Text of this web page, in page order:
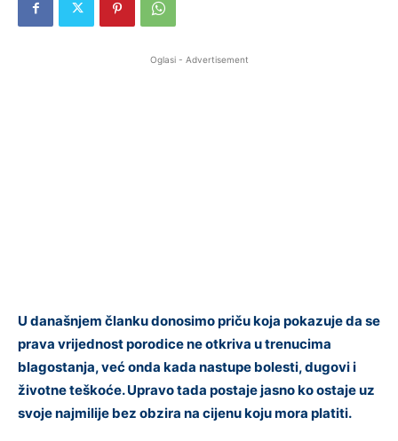
Oglasi - Advertisement
U današnjem članku donosimo priču koja pokazuje da se
prava vrijednost porodice ne otkriva u trenucima
blagostanja, već onda kada nastupe bolesti, dugovi i
životne teškoće. Upravo tada postaje jasno ko ostaje uz
svoje najmilije bez obzira na cijenu koju mora platiti.